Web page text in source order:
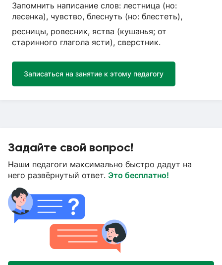
Запомнить написание слов: лестница (но:
лесенка), чувство, блеснуть (но: блестеть),
ресницы, ровесник, яства (кушанья; от
старинного глагола ясти), сверстник.
Записаться на занятие к этому педагогу
Задайте свой вопрос!
Наши педагоги максимально быстро дадут на
него развёрнутый ответ. Это бесплатно!